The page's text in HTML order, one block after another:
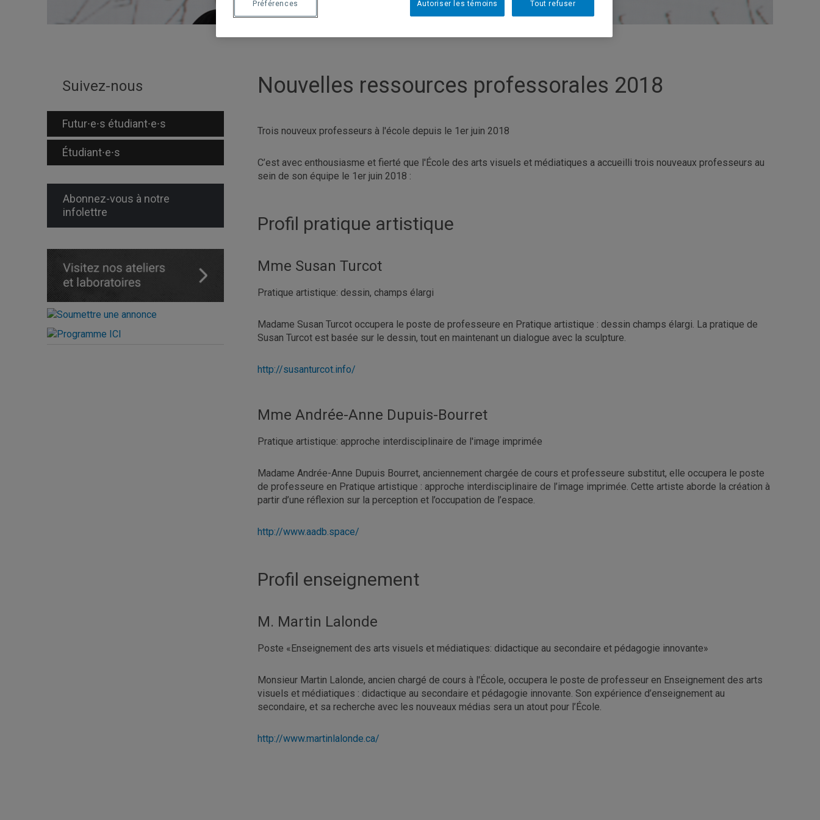
Suivez-nous
Futur⸱e⸱s étudiant⸱e⸱s
Étudiant⸱e⸱s
Abonnez-vous à notre
infolettre
Nouvelles ressources professorales 2018
Trois nouveux professeurs à l'école depuis le 1er juin 2018
C’est avec enthousiasme et fierté que l'École des arts visuels et médiatiques a accueilli trois nouveaux professeurs au
sein de son équipe le 1er juin 2018 :
Profil pratique artistique
Mme Susan Turcot
Pratique artistique: dessin, champs élargi
Madame Susan Turcot occupera le poste de professeure en Pratique artistique : dessin champs élargi. La pratique de
Susan Turcot est basée sur le dessin, tout en maintenant un dialogue avec la sculpture.
http://susanturcot.info/
Mme Andrée-Anne Dupuis-Bourret
Pratique artistique: approche interdisciplinaire de l'image imprimée
Madame Andrée-Anne Dupuis Bourret, anciennement chargée de cours et professeure substitut, elle occupera le poste
de professeure en Pratique artistique : approche interdisciplinaire de l’image imprimée. Cette artiste aborde la création à
partir d’une réflexion sur la perception et l’occupation de l’espace.
http://www.aadb.space/
Profil enseignement
M. Martin Lalonde
Poste «Enseignement des arts visuels et médiatiques: didactique au secondaire et pédagogie innovante»
Monsieur Martin Lalonde, ancien chargé de cours à l'École, occupera le poste de professeur en Enseignement des arts
visuels et médiatiques : didactique au secondaire et pédagogie innovante. Son expérience d’enseignement au
secondaire, et sa recherche avec les nouveaux médias sera un atout pour l’École.
http://www.martinlalonde.ca/
Tout refuser
Autoriser les témoins
Préférences